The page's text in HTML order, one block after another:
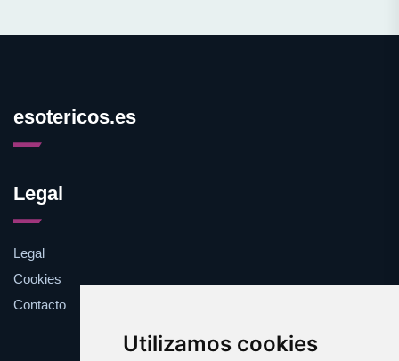
Utilizamos cookies
esotericos.es
Legal
Legal
Cookies
Contacto